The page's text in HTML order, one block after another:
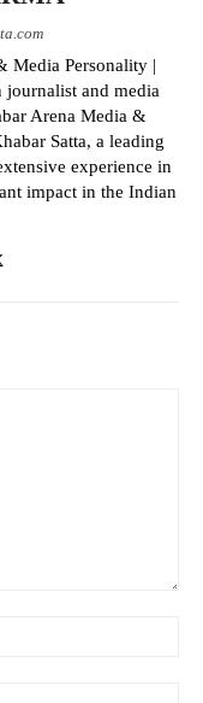
Media Personality |
journalist and media
Arena Media &
Satta, a leading
experience in
impact in the Indian